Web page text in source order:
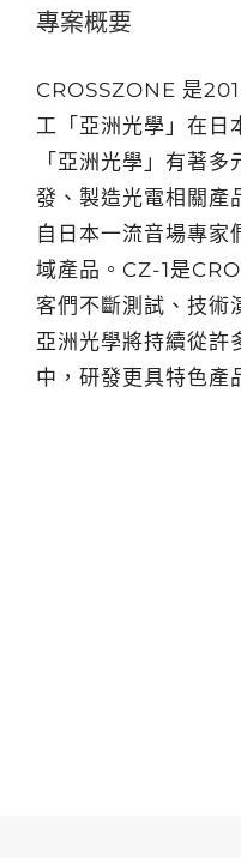
專案概要
CROSSZONE 是
工「亞洲光學」在日
「亞洲光學」有著
發、製造光電相關產
自日本一流音場專家
域產品。CZ-1是
客們不斷測試、技術
亞洲光學將持續從許
中，研發更具特色產